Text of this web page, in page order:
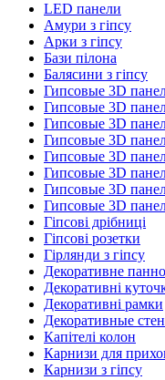
LED панели
Амури з гіпсу
Арки з гіпсу
Бази пілона
Балясини з гіпсу
Гипсовые 3D
Гипсовые 3D
Гипсовые 3D
Гипсовые 3D
Гипсовые 3D
Гипсовые 3D
Гипсовые 3D
Гипсовые 3D
Гіпсові дрібниці
Гіпсові розетки
Гірлянди з гіпсу
Декоративне панно
Декоративні
Декоративні рамки
Декоративные
Капітелі колон
Карнизи для
Карнизи з гіпсу